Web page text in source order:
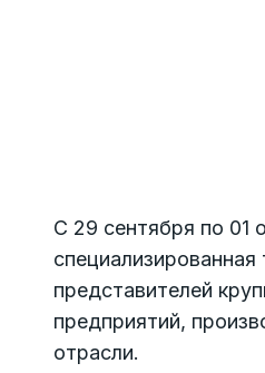
С 29 сентября по 01
представителей
предприятий,
отрасли.